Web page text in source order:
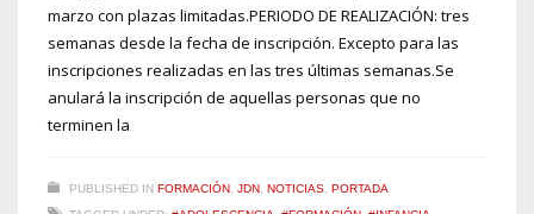
marzo con plazas limitadas.PERIODO DE REALIZACIÓN: tres
semanas desde la fecha de inscripción. Excepto para las
inscripciones realizadas en las tres últimas semanas.Se
anulará la inscripción de aquellas personas que no
terminen la
PUBLISHED IN FORMACIÓN JDN NOTICIAS PORTADA